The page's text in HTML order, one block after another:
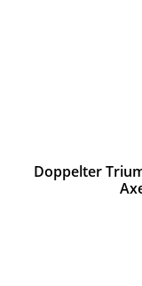
Doppelter